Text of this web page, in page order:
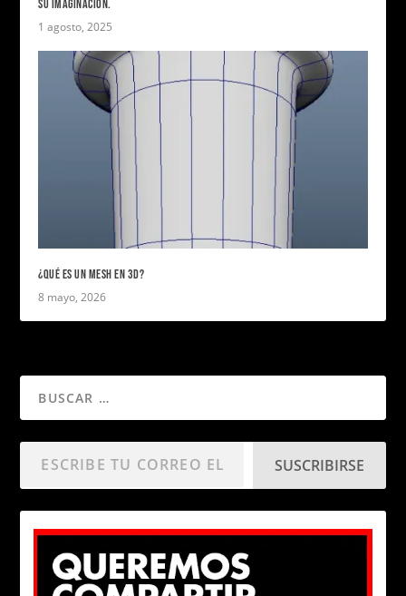
SU IMAGINACIÓN.
1 agosto, 2025
¿QUÉ ES UN MESH EN 3D?
8 mayo, 2026
SUSCRIBIRSE